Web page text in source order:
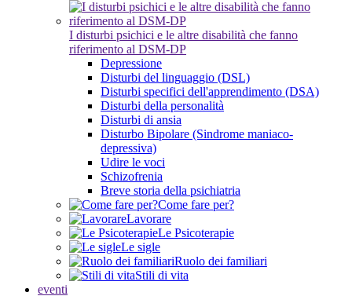
I disturbi psichici e le altre disabilità che fanno
riferimento al DSM-DP
Depressione
Disturbi del linguaggio (DSL)
Disturbi specifici dell'apprendimento (DSA)
Disturbi della personalità
Disturbi di ansia
Disturbo Bipolare (Sindrome maniaco-
depressiva)
Udire le voci
Schizofrenia
Breve storia della psichiatria
Come fare per?
Lavorare
Le Psicoterapie
Le sigle
Ruolo dei familiari
Stili di vita
eventi